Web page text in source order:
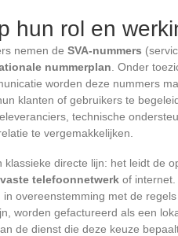
hun rol en
nemen de SVA-nummers
nummerplan . Onder
worden deze nummers
klanten of gebruikers te
technische
te vergemakkelijken.
directe lijn: het leidt de
vaste telefoonnetwerk of
overeenstemming met de
worden gefactureerd als een
de dienst die deze keuze